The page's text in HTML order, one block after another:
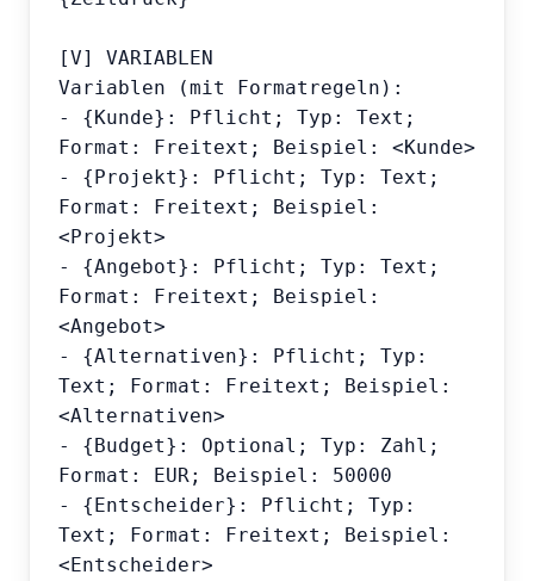
[V] VARIABLEN
Variablen (mit Formatregeln):
- {Kunde}: Pflicht; Typ: Text;
Format: Freitext; Beispiel: <Kunde>
- {Projekt}: Pflicht; Typ: Text;
Format: Freitext; Beispiel:
<Projekt>
- {Angebot}: Pflicht; Typ: Text;
Format: Freitext; Beispiel:
<Angebot>
- {Alternativen}: Pflicht; Typ:
Text; Format: Freitext; Beispiel:
<Alternativen>
- {Budget}: Optional; Typ: Zahl;
Format: EUR; Beispiel: 50000
- {Entscheider}: Pflicht; Typ:
Text; Format: Freitext; Beispiel:
<Entscheider>